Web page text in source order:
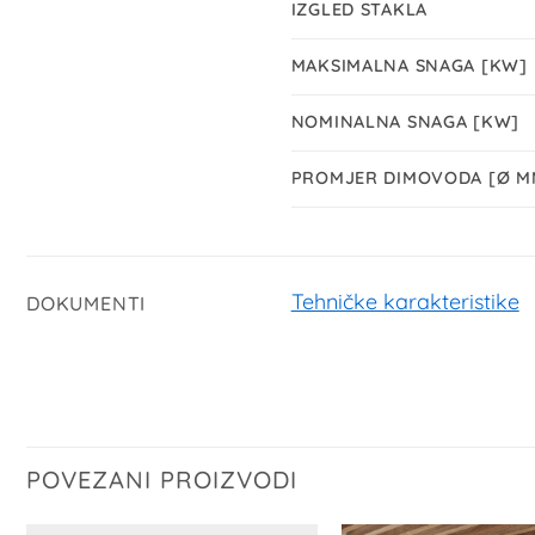
IZGLED STAKLA
MAKSIMALNA SNAGA [KW]
NOMINALNA SNAGA [KW]
PROMJER DIMOVODA [Ø
DOKUMENTI Tehničke karakteristike
POVEZANI PROIZVODI